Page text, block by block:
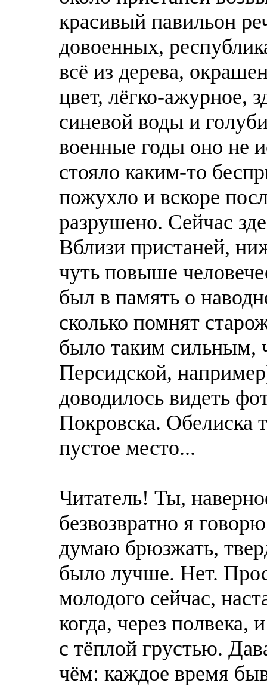
красивый павильон
довоенных,
всё из дерева,
цвет, лёгко-ажурное,
синевой воды и
военные годы оно не
стояло каким-то
пожухло и вскоре
разрушено. Сейчас
Вблизи пристаней,
чуть повыше
был в память о
сколько помнят
было таким сильным,
Персидской,
доводилось видеть
Покровска. Обелиска
пустое место...
Читатель! Ты,
безвозвратно я
думаю брюзжать,
было лучше. Нет.
молодого сейчас,
когда, через
с тёплой грустью.
чём: каждое время